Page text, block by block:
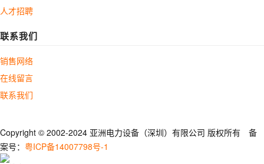
人才招聘
联系我们
销售网络
在线留言
联系我们
Copyright © 2002-2024 亚洲电力设备（深圳）有限公司 版权所有 备
案号： 粤ICP备14007798号-1